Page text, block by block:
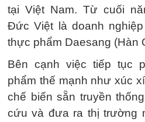
tại Việt Nam. Từ cuối
Đức Việt là doanh
thực phẩm Daesang (Hàn
Bên cạnh việc tiếp tục
phẩm thế mạnh như xúc
chế biến sẵn truyền
cứu và đưa ra thị trường